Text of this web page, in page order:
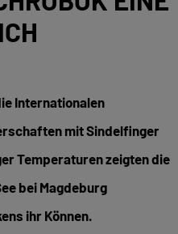
Internationalen
mit Sindelfinger
Temperaturen zeigten die
bei Magdeburg
ihr Können.